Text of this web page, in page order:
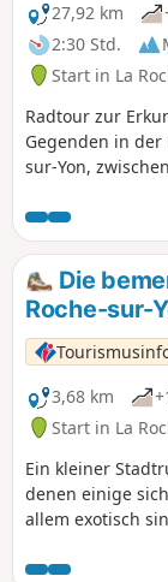
27,92 km
2:30 Std.
Start in La
Radtour zur
Gegenden in der
sur-Yon,
Die
Roche-sur-
3,68 km
Start in La
Ein kleiner
denen einige
allem exotisch
– eine andere